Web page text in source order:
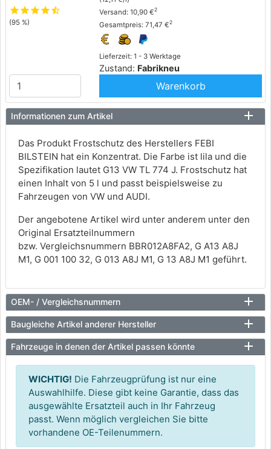
starstarstarstarstar_half
(95 %)
Lieferzeit: 1 - 3 Werktage
Zustand: Fabrikneu
Versand: 10,90 €2
Gesamtpreis: 71,47 €2
Warenkorb
Informationen zum Artikel
Das Produkt Frostschutz des Herstellers FEBI
BILSTEIN hat ein Konzentrat. Die Farbe ist lila und die
Spezifikation lautet G13 VW TL 774 J. Frostschutz hat
einen Inhalt von 5 l und passt beispielsweise zu
Fahrzeugen von VW und AUDI.
Der angebotene Artikel wird unter anderem unter den
Original Ersatzteilnummern
bzw. Vergleichsnummern BBR012A8FA2, G A13 A8J
M1, G 001 100 32, G 013 A8J M1, G 13 A8J M1 geführt.
OEM- / Vergleichsnummern
Baugleiche Artikel anderer Hersteller
Fahrzeuge in denen der Artikel passen könnte
WICHTIG! Die Fahrzeugprüfung ist nur eine
Auswahlhilfe. Diese gibt keine Garantie, dass das
ausgewählte Ersatzteil auch in Ihr Fahrzeug
passt. Wenn möglich vergleichen Sie bitte
vorhandene OE-Teilenummern.